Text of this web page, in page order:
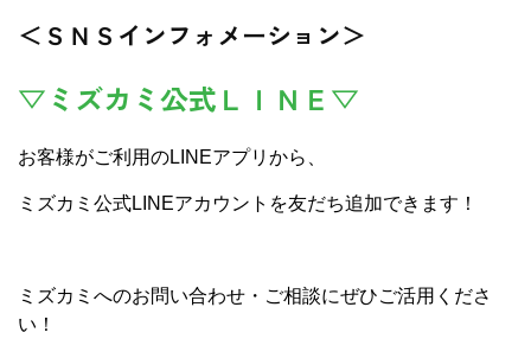
＜ＳＮＳインフォメーション＞
▽ミズカミ公式ＬＩＮＥ▽
お客様がご利用のLINEアプリから、
ミズカミ公式LINEアカウントを友だち追加できます！
ミズカミへのお問い合わせ・ご相談にぜひご活用くださ
い！